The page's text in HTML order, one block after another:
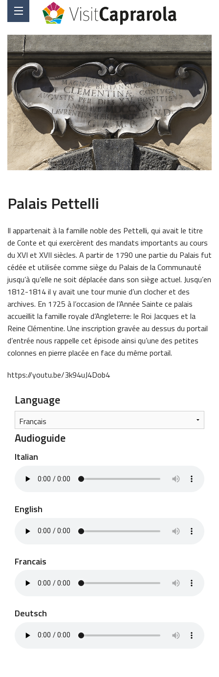
Palais Pettelli
Il appartenait à la famille noble des Pettelli, qui avait le titre
de Conte et qui exercèrent des mandats importants au cours
du XVI et XVII siècles. A partir de 1790 une partie du Palais fut
cédée et utilisée comme siège du Palais de la Communauté
jusqu’à qu’elle ne soit déplacée dans son siège actuel. Jusqu’en
1812-1814 il y avait une tour munie d’un clocher et des
archives. En 1725 à l’occasion de l’Année Sainte ce palais
accueillit la famille royale d’Angleterre: le Roi Jacques et la
Reine Clémentine. Une inscription gravée au dessus du portail
d’entrée nous rappelle cet épisode ainsi qu’une des petites
colonnes en pierre placée en face du même portail.
https://youtu.be/3k94uJ4Dob4
Language
Audioguide
Italian
English
Francais
Deutsch